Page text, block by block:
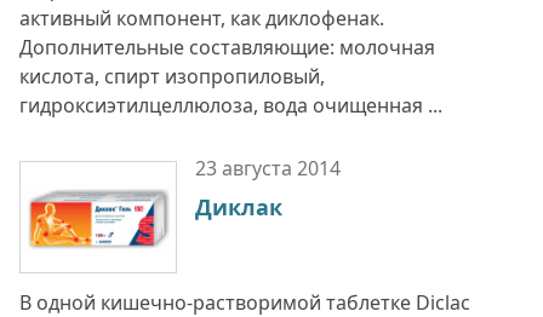
активный компонент, как диклофенак.
Дополнительные составляющие: молочная
кислота, спирт изопропиловый,
гидроксиэтилцеллюлоза, вода очищенная ...
23 августа 2014
Диклак
В одной кишечно-растворимой таблетке Diclac